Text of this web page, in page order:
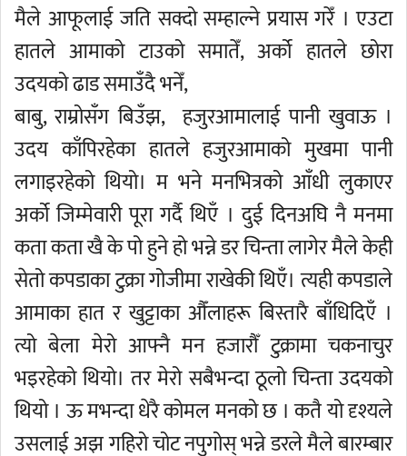
मैले आफूलाई जति सक्दो सम्हाल्ने प्रयास गरेँ । एउटा
हातले आमाको टाउको समातेँ, अर्को हातले छोरा
उदयको ढाड समाउँदै भनेँ,
बाबु, राम्रोसँग बिउँझ, हजुरआमालाई पानी खुवाऊ ।
उदय काँपिरहेका हातले हजुरआमाको मुखमा पानी
लगाइरहेको थियो। म भने मनभित्रको आँधी लुकाएर
अर्को जिम्मेवारी पूरा गर्दै थिएँ । दुई दिनअघि नै मनमा
कता कता खै के पो हुने हो भन्ने डर चिन्ता लागेर मैले केही
सेतो कपडाका टुक्रा गोजीमा राखेकी थिएँ। त्यही कपडाले
आमाका हात र खुट्टाका औँलाहरू बिस्तारै बाँधिदिएँ ।
त्यो बेला मेरो आफ्नै मन हजारौँ टुक्रामा चकनाचुर
भइरहेको थियो। तर मेरो सबैभन्दा ठूलो चिन्ता उदयको
थियो । ऊ मभन्दा धेरै कोमल मनको छ । कतै यो दृश्यले
उसलाई अझ गहिरो चोट नपुगोस् भन्ने डरले मैले बारम्बार